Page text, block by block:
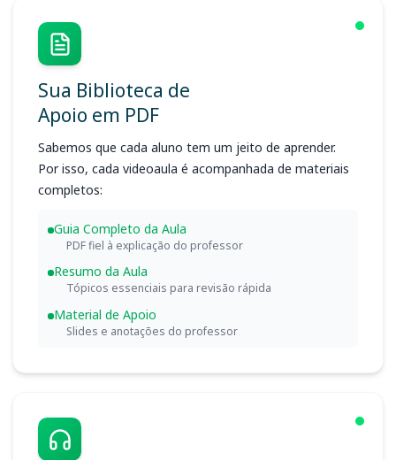
Sua Biblioteca de
Apoio em PDF
Sabemos que cada aluno tem um jeito de aprender.
Por isso, cada videoaula é acompanhada de materiais
completos:
Guia Completo da Aula
PDF fiel à explicação do professor
Resumo da Aula
Tópicos essenciais para revisão rápida
Material de Apoio
Slides e anotações do professor